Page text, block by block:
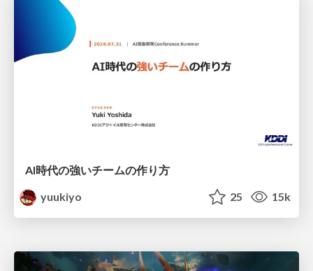
AI時代の強いチームの作り方
yuukiyo
25 15k